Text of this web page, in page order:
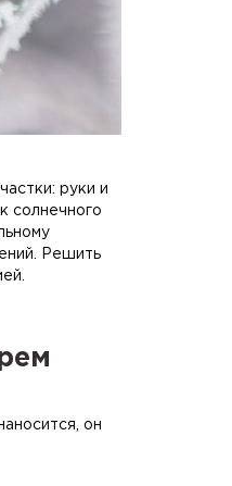
руки и
солнечного
Решить
он